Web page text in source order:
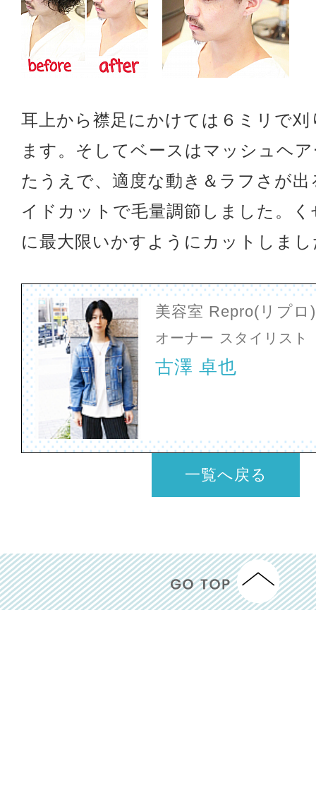
耳上から襟足にかけては６ミリで
ます。そしてベースはマッシュヘ
たうえで、適度な動き＆ラフさが
イドカットで毛量調節しました。
に最大限いかすようにカットしま
美容室 Repro(リプ
オーナー スタイリスト
古澤 卓也
一覧へ戻る